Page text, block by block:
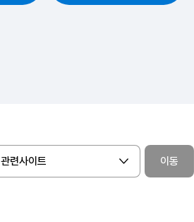
관련사이트 이동